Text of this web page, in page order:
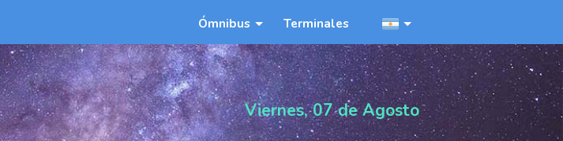
Ómnibus Terminales
Viernes, 07 de Agosto